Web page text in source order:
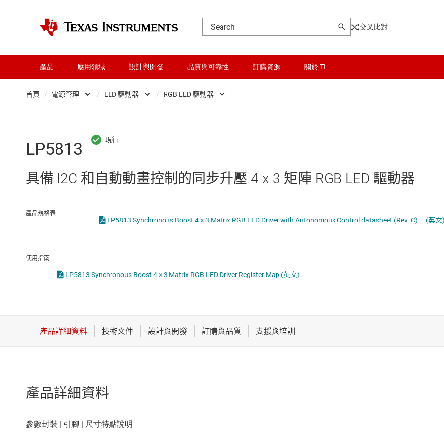
交叉比對
產品 應用領域 設計與開發 品質與可靠性 訂購資源 關於 TI
首頁 / 電源管理
交換器與多工器
射頻 (RF) 與微波
感測器
邏輯和電壓轉換
電池管理 IC
/ LED 驅動器
DDR 記憶體電源 IC
LED 驅動器
功率級
多通道 IC (PMIC)
/ RGB LED 驅動器
照明 LED 驅動器
LP5813
具備 I2C 和自動動畫控制的同步升壓 4 x 3 矩陣 RGB LED 驅動器
產品規格表
LP5813 Synchronous Boost 4 × 3 Matrix RGB LED Driver with Autonomous Control datasheet (Rev. C) (英文)
使用指南
LP5813 Synchronous Boost 4 × 3 Matrix RGB LED Driver Register Map (英文)
產品詳細資料